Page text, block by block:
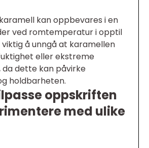
kan oppbevares i en
ved romtemperatur i opptil
å unngå at karamellen
eller ekstreme
dette kan påvirke
holdbarheten.
oppskriften
med ulike